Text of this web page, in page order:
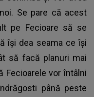
Se pare că acest
pe Fecioare să se
își dea seama ce își
să facă planuri mai
Fecioarele vor întâlni
până peste